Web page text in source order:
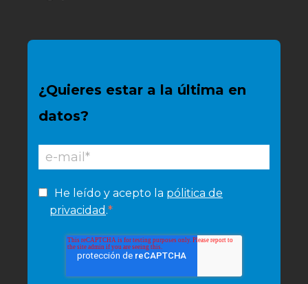
¿Quieres estar a la última en
datos?
He leído y acepto la pólitica de
privacidad .*